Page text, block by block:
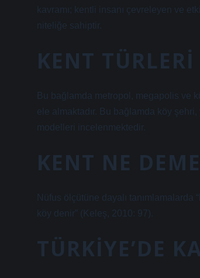
kavramı; kentli insanı çevreleyen ve
niteliğe sahiptir.
KENT
Bu bağlamda metropol, megapolis ve
ele almaktadır. Bu bağlamda köy
modelleri incelenmektedir.
KENT NE
Nüfus ölçütüne dayalı
köy denir” (Keleş, 2010: 97).
TÜRKIYE’DE